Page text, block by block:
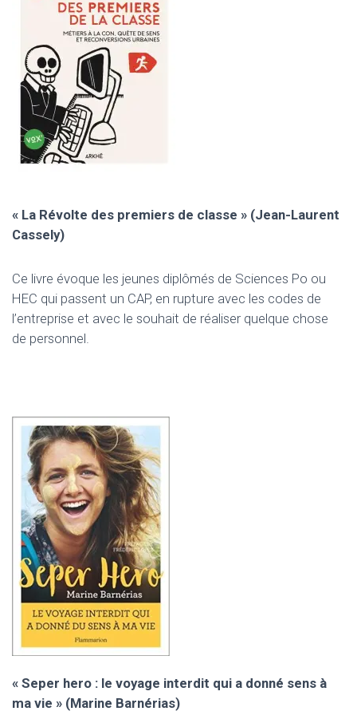
« La Révolte des premiers de classe » (Jean-Laurent
Cassely)
Ce livre évoque les jeunes diplômés de Sciences Po ou
HEC qui passent un CAP, en rupture avec les codes de
l’entreprise et avec le souhait de réaliser quelque chose
de personnel.
« Seper hero : le voyage interdit qui a donné sens à
ma vie » (Marine Barnérias)